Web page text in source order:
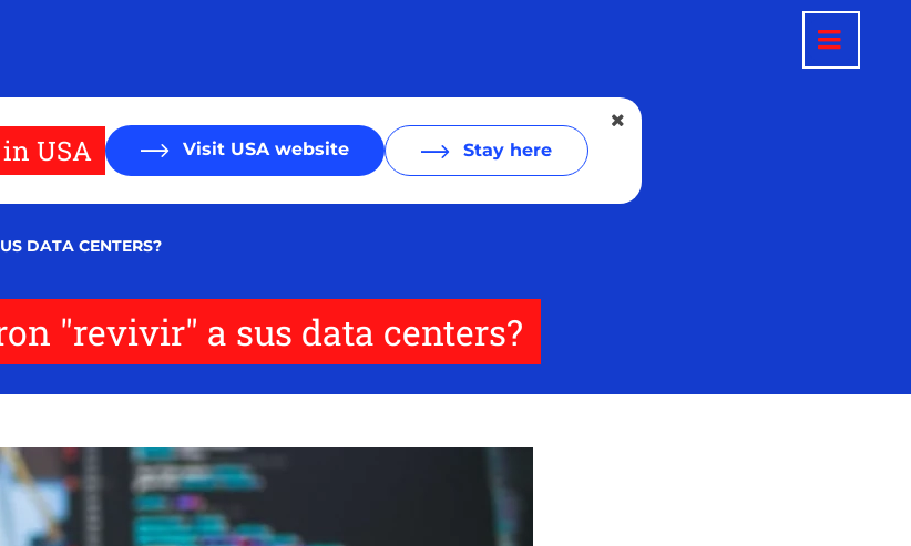
USA Visit USA website Stay here
DATA CENTERS?
"revivir" a sus data centers?